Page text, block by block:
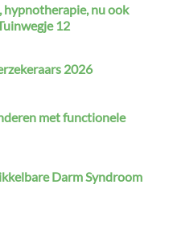
nu ook
12
2026
met functionele
Darm Syndroom